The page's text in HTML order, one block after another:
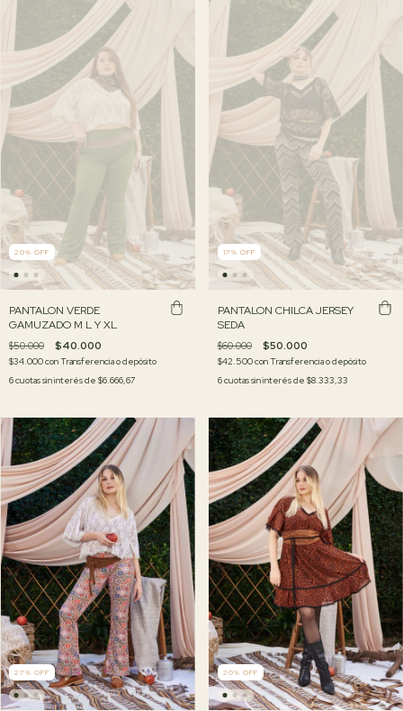
20% OFF
PANTALON VERDE
GAMUZADO M L Y XL
$50.000 $40.000
$34.000conTransferencia o depósito
6cuotas sin interés de $6.666,67
17 % OFF
PANTALON CHILCA JERSEY
SEDA
$60.000 $50.000
$42.500conTransferencia o depósito
6cuotas sin interés de $8.333,33
27 % OFF 20% OFF